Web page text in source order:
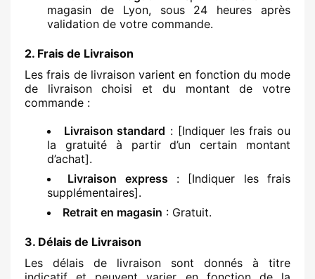
magasin de Lyon, sous 24 heures après
validation de votre commande.
2. Frais de Livraison
Les frais de livraison varient en fonction du mode
de livraison choisi et du montant de votre
commande :
Livraison standard : [Indiquer les frais ou
la gratuité à partir d’un certain montant
d’achat].
Livraison express : [Indiquer les frais
supplémentaires].
Retrait en magasin : Gratuit.
3. Délais de Livraison
Les délais de livraison sont donnés à titre